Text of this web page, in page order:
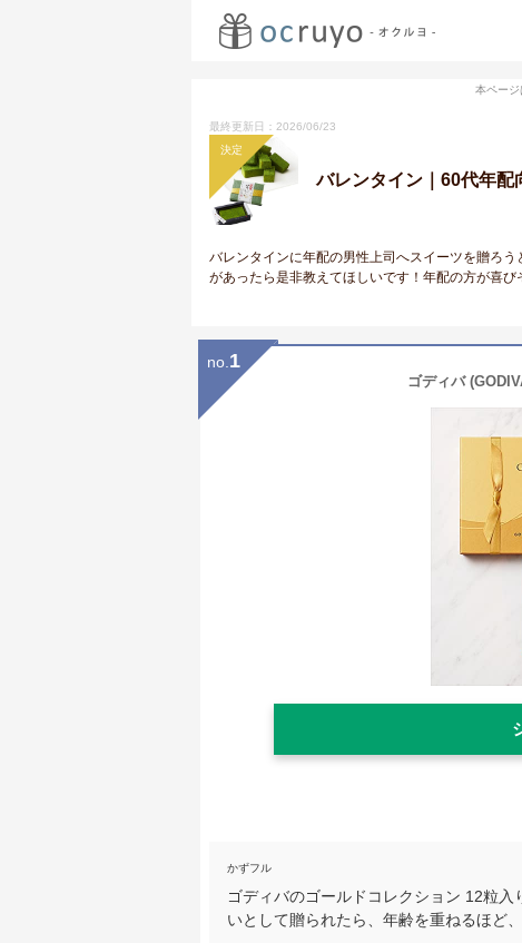
本ペー
最終更新日：2026/06/23
決定
バレンタイン｜60代年配
バレンタインに年配の男性上司へスイーツを贈ろ
があったら是非教えてほしいです！年配の方が喜
no. 1
ゴディバ
かずフル
ゴディバのゴールドコレクション 12粒
いとして贈られたら、年齢を重ねるほど